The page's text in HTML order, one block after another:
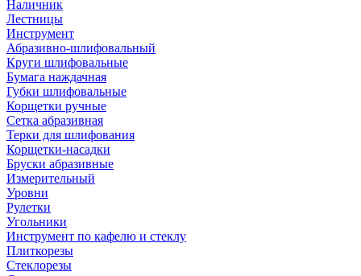
Наличник
Лестницы
Инструмент
Абразивно-шлифовальный
Круги шлифовальные
Бумага наждачная
Губки шлифовальные
Корщетки ручные
Сетка абразивная
Терки для шлифования
Корщетки-насадки
Бруски абразивные
Измерительный
Уровни
Рулетки
Угольники
Инструмент по кафелю и стеклу
Плиткорезы
Стеклорезы